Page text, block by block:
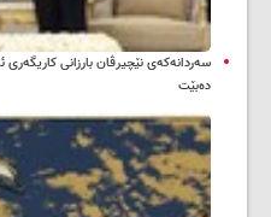
سه‌ردانه‌کەی نێچیرڤان بارزانی
ده‌بێت